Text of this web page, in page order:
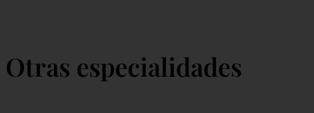
Otras especialidades